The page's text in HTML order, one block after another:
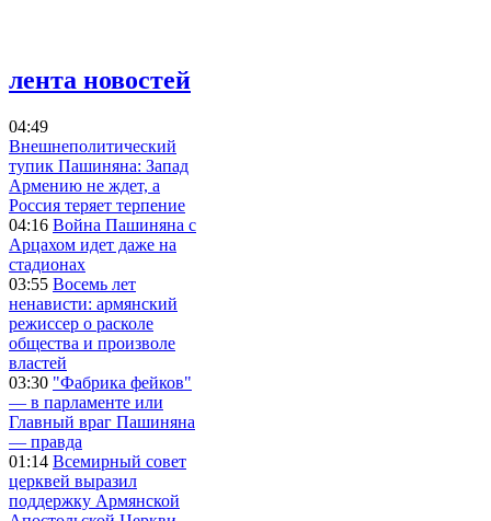
лента новостей
04:49
Внешнеполитический
тупик Пашиняна: Запад
Армению не ждет, а
Россия теряет терпение
04:16 Война Пашиняна с
Арцахом идет даже на
стадионах
03:55 Восемь лет
ненависти: армянский
режиссер о расколе
общества и произволе
властей
03:30 "Фабрика фейков"
— в парламенте или
Главный враг Пашиняна
— правда
01:14 Всемирный совет
церквей выразил
поддержку Армянской